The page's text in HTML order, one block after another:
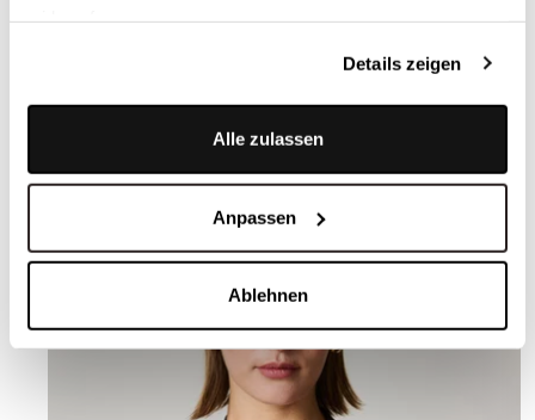
Details zeigen
Alle zulassen
Anpassen
Ablehnen
Alle Blusen entdecken